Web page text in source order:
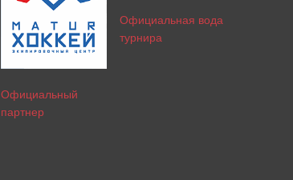
Официальный
партнер
Официальная вода
турнира